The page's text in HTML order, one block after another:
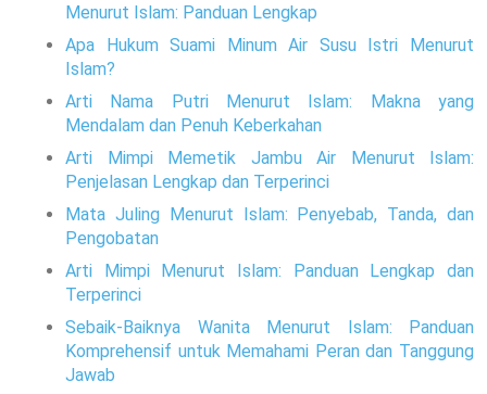
Menurut Islam: Panduan Lengkap
Apa Hukum Suami Minum Air Susu Istri Menurut
Islam?
Arti Nama Putri Menurut Islam: Makna yang
Mendalam dan Penuh Keberkahan
Arti Mimpi Memetik Jambu Air Menurut Islam:
Penjelasan Lengkap dan Terperinci
Mata Juling Menurut Islam: Penyebab, Tanda, dan
Pengobatan
Arti Mimpi Menurut Islam: Panduan Lengkap dan
Terperinci
Sebaik-Baiknya Wanita Menurut Islam: Panduan
Komprehensif untuk Memahami Peran dan Tanggung
Jawab